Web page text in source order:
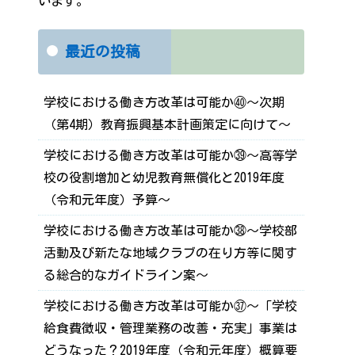
最近の投稿
学校における働き方改革は可能か㊵～次期
（第4期）教育振興基本計画策定に向けて～
学校における働き方改革は可能か㊴～高等学
校の役割増加と幼児教育無償化と2019年度
（令和元年度）予算～
学校における働き方改革は可能か㊳～学校部
活動及び新たな地域クラブの在り方等に関す
る総合的なガイドライン案～
学校における働き方改革は可能か㊲～「学校
給食費徴収・管理業務の改善・充実」事業は
どうなった？2019年度（令和元年度）概算要